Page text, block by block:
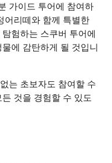
가이드 투어에 참여하
어리떼와 함께 특별한
험하는 스쿠버 투어에
에 감탄하게 될 것입니
는 초보자도 참여할 수
것을 경험할 수 있도